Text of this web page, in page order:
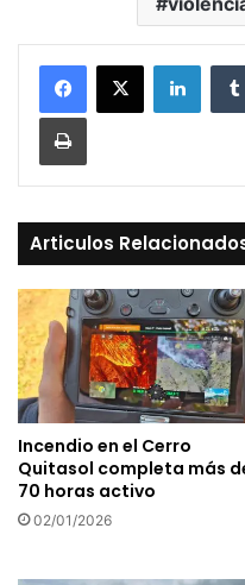
Print
Articulos
Incendio en el Cerro
Quitasol completa más
70 horas activo
02/01/2026